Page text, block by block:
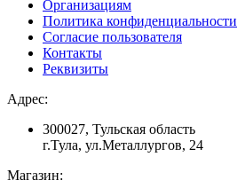
Организациям
Политика конфиденциальности
Согласие пользователя
Контакты
Реквизиты
Адрес:
300027, Тульская область
г.Тула, ул.Металлургов, 24
Магазин: